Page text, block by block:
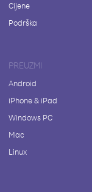
Cijene
Podrška
PREUZMI
Android
iPhone & iPad
Windows PC
Mac
Linux